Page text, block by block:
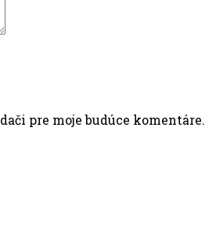
pre moje budúce komentáre.